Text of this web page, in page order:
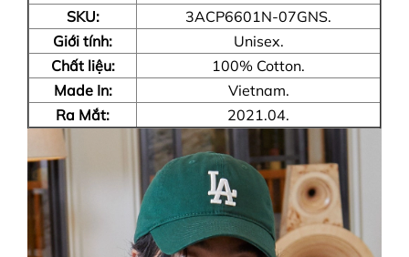
SKU:
3ACP6601N-07GNS.
Giới tính:
Unisex.
Chất liệu:
100% Cotton.
Made In:
Vietnam.
Ra Mắt:
2021.04.